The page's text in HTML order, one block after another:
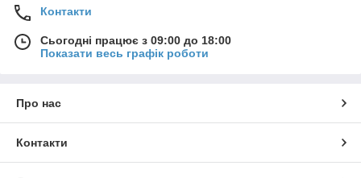
Контакти
Сьогодні працює з 09:00 до 18:00
Показати весь графік роботи
Про нас
Контакти